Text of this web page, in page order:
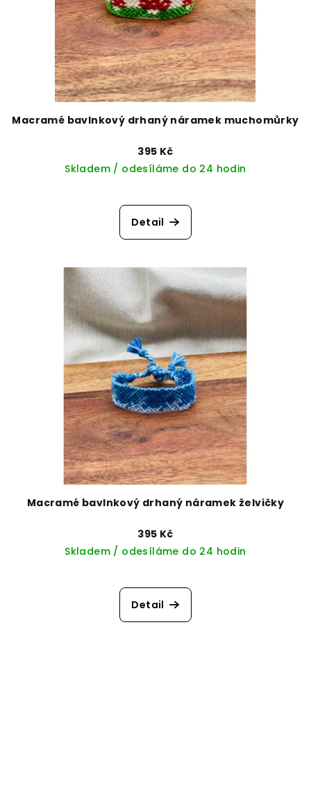
Macramé bavlnkový drhaný náramek muchomůrky
395 Kč
Skladem / odesíláme do 24 hodin
Detail
Macramé bavlnkový drhaný náramek želvičky
395 Kč
Skladem / odesíláme do 24 hodin
Detail